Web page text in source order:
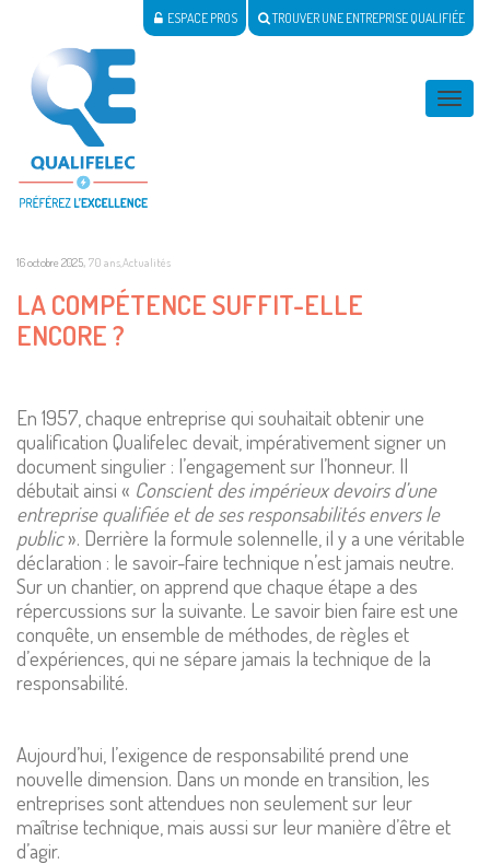
ESPACE PROS TROUVER UNE ENTREPRISE QUALIFIÉE
16 octobre 2025, 70 ans,Actualités
LA COMPÉTENCE SUFFIT-ELLE
ENCORE ?
En 1957, chaque entreprise qui souhaitait obtenir une
qualification Qualifelec devait, impérativement signer un
document singulier : l’engagement sur l’honneur. Il
débutait ainsi « Conscient des impérieux devoirs d’une
entreprise qualifiée et de ses responsabilités envers le
public». Derrière la formule solennelle, il y a une véritable
déclaration : le savoir-faire technique n’est jamais neutre.
Sur un chantier, on apprend que chaque étape a des
répercussions sur la suivante. Le savoir bien faire est une
conquête, un ensemble de méthodes, de règles et
d’expériences, qui ne sépare jamais la technique de la
responsabilité.
Aujourd’hui, l’exigence de responsabilité prend une
nouvelle dimension. Dans un monde en transition, les
entreprises sont attendues non seulement sur leur
maîtrise technique, mais aussi sur leur manière d’être et
d’agir.